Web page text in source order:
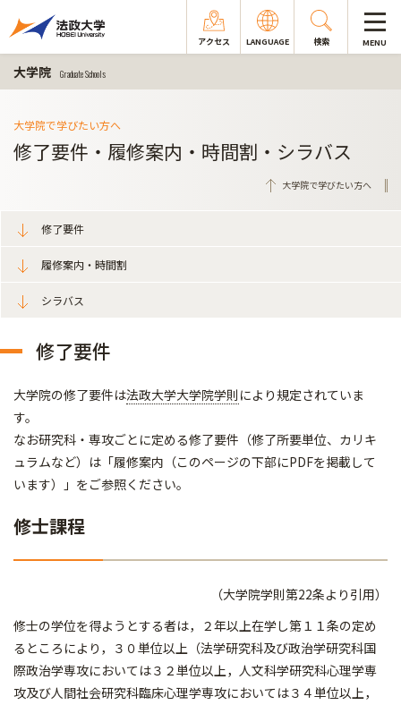
アクセス LANGUAGE 検索 MENU
大学院 Graduate Schools
大学院で学びたい方へ
修了要件・履修案内・時間割・シラバス
大学院で学びたい方へ
修了要件
履修案内・時間割
シラバス
修了要件
大学院の修了要件は法政大学大学院学則 により規定されていま
す。
なお研究科・専攻ごとに定める修了要件（修了所要単位、カリキ
ュラムなど）は「履修案内（このページの下部にPDFを掲載して
います）」をご参照ください。
修士課程
（大学院学則第22条より引用）
修士の学位を得ようとする者は，２年以上在学し第１１条の定め
るところにより，３０単位以上（法学研究科及び政治学研究科国
際政治学専攻においては３２単位以上，人文科学研究科心理学専
攻及び人間社会研究科臨床心理学専攻においては３４単位以上，